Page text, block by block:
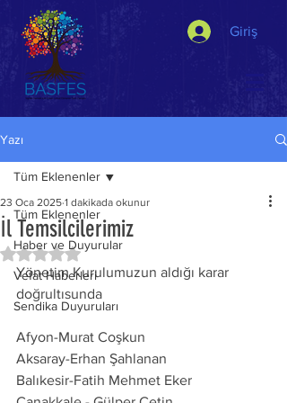
Giriş
Yazı
Tüm Eklenenler
Haber ve Duyurular
Vefat Haberleri
Sendika Duyuruları
Tüm Eklenenler
İl Temsilcilerimiz
23 Oca 2025 1 dakikada okunur
5 üzerinden NaN yıldız
Yönetim Kurulumuzun aldığı karar
doğrultısunda
Afyon-Murat Coşkun
Aksaray-Erhan Şahlanan
Balıkesir-Fatih Mehmet Eker